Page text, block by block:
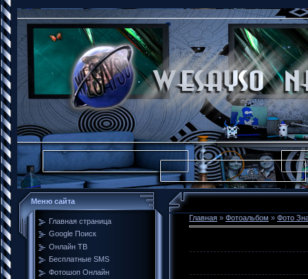
Меню сайта
Главная страница
Google Поиск
Онлайн ТВ
Бесплатные SMS
Фотошоп Онлайн
Главная » Фотоальбом » Фото